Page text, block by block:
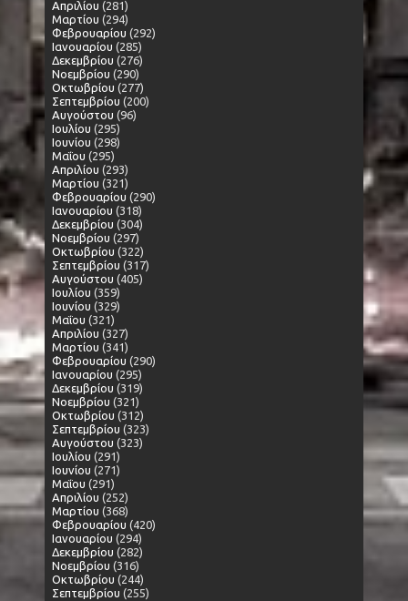
Απριλίου (281)
Μαρτίου (294)
Φεβρουαρίου (292)
Ιανουαρίου (285)
Δεκεμβρίου (276)
Νοεμβρίου (290)
Οκτωβρίου (277)
Σεπτεμβρίου (200)
Αυγούστου (96)
Ιουλίου (295)
Ιουνίου (298)
Μαΐου (295)
Απριλίου (293)
Μαρτίου (321)
Φεβρουαρίου (290)
Ιανουαρίου (318)
Δεκεμβρίου (304)
Νοεμβρίου (297)
Οκτωβρίου (322)
Σεπτεμβρίου (317)
Αυγούστου (405)
Ιουλίου (359)
Ιουνίου (329)
Μαΐου (321)
Απριλίου (327)
Μαρτίου (341)
Φεβρουαρίου (290)
Ιανουαρίου (295)
Δεκεμβρίου (319)
Νοεμβρίου (321)
Οκτωβρίου (312)
Σεπτεμβρίου (323)
Αυγούστου (323)
Ιουλίου (291)
Ιουνίου (271)
Μαΐου (291)
Απριλίου (252)
Μαρτίου (368)
Φεβρουαρίου (420)
Ιανουαρίου (294)
Δεκεμβρίου (282)
Νοεμβρίου (316)
Οκτωβρίου (244)
Σεπτεμβρίου (255)